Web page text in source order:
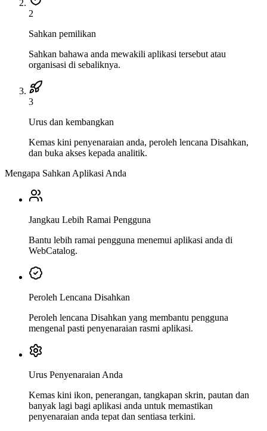
2
Sahkan pemilikan
Sahkan bahawa anda mewakili aplikasi tersebut atau
organisasi di sebaliknya.
3
Urus dan kembangkan
Kemas kini penyenaraian anda, peroleh lencana Disahkan,
dan buka akses kepada analitik.
Mengapa Sahkan Aplikasi Anda
Jangkau Lebih Ramai Pengguna
Bantu lebih ramai pengguna menemui aplikasi anda di
WebCatalog.
Peroleh Lencana Disahkan
Peroleh lencana Disahkan yang membantu pengguna
mengenal pasti penyenaraian rasmi aplikasi.
Urus Penyenaraian Anda
Kemas kini ikon, penerangan, tangkapan skrin, pautan dan
banyak lagi bagi aplikasi anda untuk memastikan
penyenaraian anda tepat dan sentiasa terkini.